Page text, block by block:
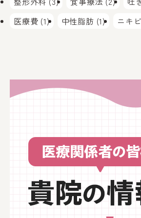
医療費 (1)
中性脂肪 (1) ニキ